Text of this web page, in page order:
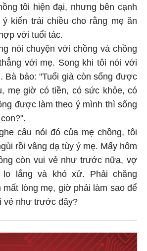
tôi hiện đại, nhưng bên cạnh
kiến trái chiều cho rằng mẹ ăn
với tuổi tác.
nói chuyện với chồng và chồng
với mẹ. Song khi tôi nói với
Bà bảo: "Tuổi già còn sống được
mẹ giờ có tiền, có sức khỏe, có
được làm theo ý mình thì sống
câu nói đó của mẹ chồng, tôi
rồi vâng dạ tùy ý mẹ. Mấy hôm
còn vui vẻ như trước nữa, vợ
lo lắng và khó xử. Phải chăng
mất lòng mẹ, giờ phải làm sao để
vẻ như trước đây?